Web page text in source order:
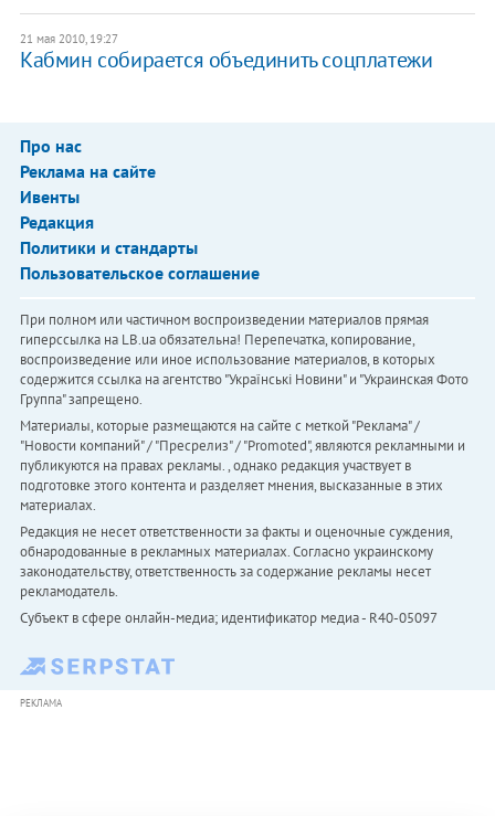
21 мая 2010, 19:27
Кабмин собирается объединить соцплатежи
Про нас
Реклама на сайте
Ивенты
Редакция
Политики и стандарты
Пользовательское соглашение
При полном или частичном воспроизведении материалов прямая
гиперссылка на LB.ua обязательна! Перепечатка, копирование,
воспроизведение или иное использование материалов, в которых
содержится ссылка на агентство "Українськi Новини" и "Украинская Фото
Группа" запрещено.
Материалы, которые размещаются на сайте с меткой "Реклама" /
"Новости компаний" / "Пресрелиз" / "Promoted", являются рекламными и
публикуются на правах рекламы. , однако редакция участвует в
подготовке этого контента и разделяет мнения, высказанные в этих
материалах.
Редакция не несет ответственности за факты и оценочные суждения,
обнародованные в рекламных материалах. Согласно украинскому
законодательству, ответственность за содержание рекламы несет
рекламодатель.
Субъект в сфере онлайн-медиа; идентификатор медиа - R40-05097
РЕКЛАМА